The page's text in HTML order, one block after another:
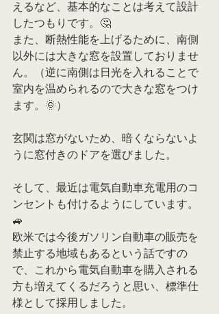
えるなど、基本的なことは考えて設計
したつもりです。🤔
また、断熱性能を上げるために、南側
以外には大きな窓を設置しておりませ
ん。（逆に南側は日光を入れることで
室内を温められるので大きな窓をつけ
ます。🌞）
玄関は窓がないため、暗くならないよ
うに窓付きのドアを選びました。
そして、最近は電気自動車充電用のコ
ンセントも付けるようにしています。
🚙
欧米では今後ガソリン自動車の販売を
禁止する地域もあるという話ですの
で、これから電気自動車を購入される
方も増えてくるだろうと思い、標準仕
様として採用しました。